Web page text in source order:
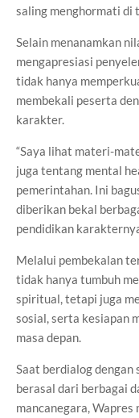
saling menghormati di
Selain menanamkan
mengapresiasi
tidak hanya
membekali peserta
karakter.
“Saya lihat materi-
juga tentang mental
pemerintahan. Ini
diberikan bekal
pendidikan
Melalui pembekalan
tidak hanya tumbuh
spiritual, tetapi juga
sosial, serta kesiapan
masa depan.
Saat berdialog dengan
berasal dari berbagai
mancanegara, Wapres